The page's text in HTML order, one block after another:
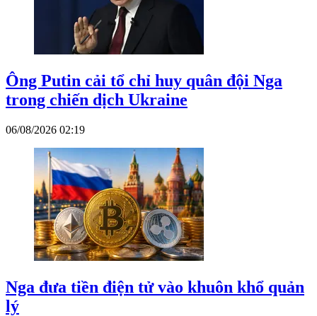
Ông Putin cải tổ chỉ huy quân đội Nga
trong chiến dịch Ukraine
06/08/2026 02:19
Nga đưa tiền điện tử vào khuôn khổ quản
lý